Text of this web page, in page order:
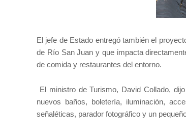
El jefe de Estado entregó también el
de Río San Juan y que impacta
de comida y restaurantes del entorno.
El ministro de Turismo, David Collado,
nuevos baños, boletería, iluminación,
señaléticas, parador fotográfico y un